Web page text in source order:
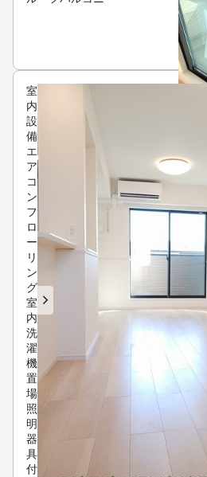
室
内
設
備
エ
ア
コ
ン
フ
ロ
ー
リ
ン
グ
室
内
洗
濯
機
置
場
照
明
器
具
付